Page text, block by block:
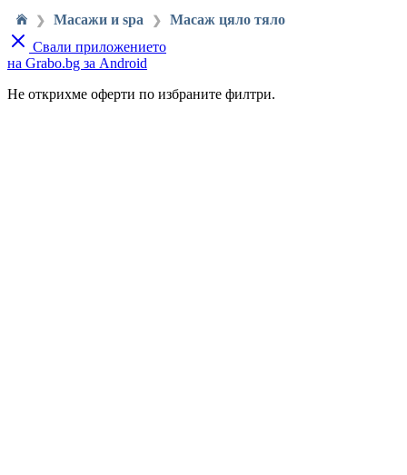
❯ Масажи и spa ❯
Масаж цяло тяло
Свали приложението
на Grabo.bg за Android
Не открихме оферти по избраните филтри.